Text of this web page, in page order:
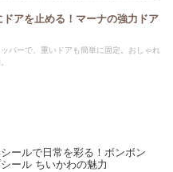
アを止める！マーナの強力ドア
パーで、重いドアも簡単に固定。おしゃれ
ールで日常を彩る！ボンボン
シール ちいかわの魅力